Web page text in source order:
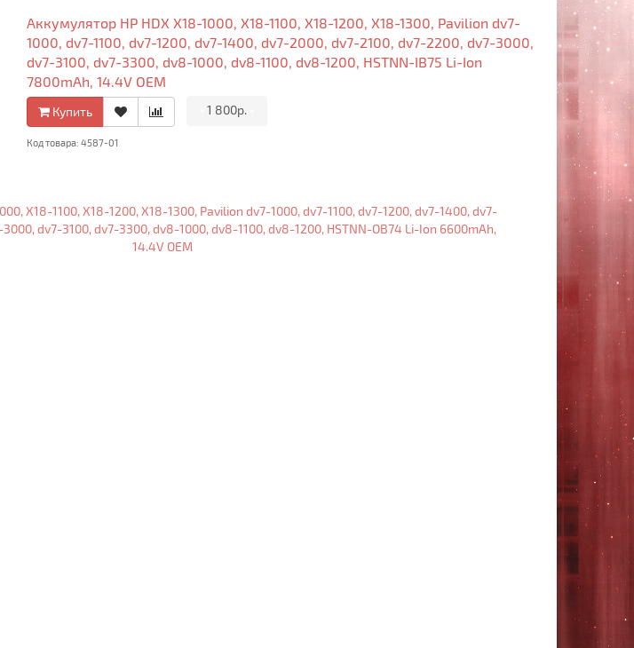
Аккумулятор HP HDX X18-1000, X18-1100, X18-1200, X18-1300, Pavilion dv7-
1000, dv7-1100, dv7-1200, dv7-1400, dv7-2000, dv7-2100, dv7-2200, dv7-3000,
dv7-3100, dv7-3300, dv8-1000, dv8-1100, dv8-1200, HSTNN-IB75 Li-Ion
7800mAh, 14.4V OEM
Купить 1 800р.
Код товара: 4587-01
Аккумулятор
X18-
1300,
Pavilion
1000,
dv7-
1100,
1200,
1400,